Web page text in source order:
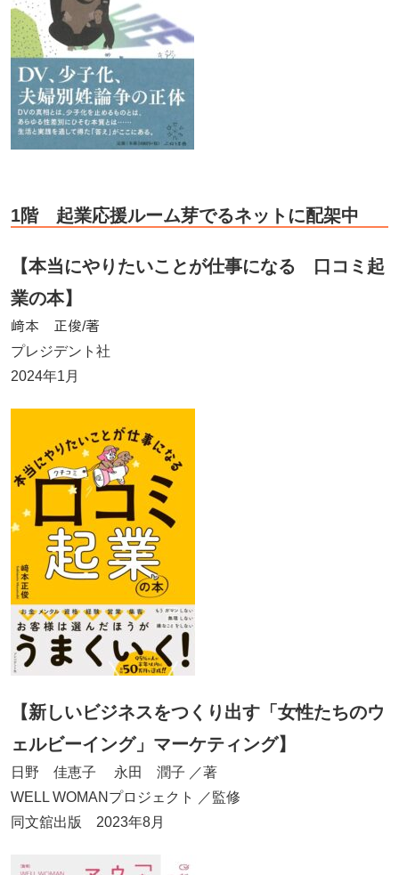
1階 起業応援ルーム芽でるネットに配架中
【本当にやりたいことが仕事になる 口コミ起
業の本】
﨑本 正俊/著
プレジデント社
2024年1月
【新しいビジネスをつくり出す「女性たちのウ
ェルビーイング」マーケティング】
日野 佳恵子 永田 潤子 ／著
WELL WOMANプロジェクト ／監修
同文舘出版 2023年8月